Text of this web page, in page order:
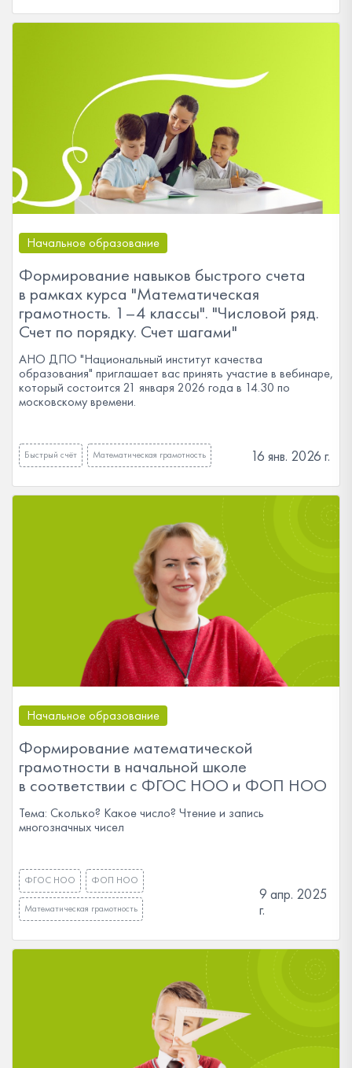
Начальное образование
Формирование навыков быстрого счета
в рамках курса "Математическая
грамотность. 1–4 классы". "Числовой ряд.
Счет по порядку. Счет шагами"
АНО ДПО "Национальный институт качества
образования" приглашает вас принять участие в вебинаре,
который состоится 21 января 2026 года в 14.30 по
московскому времени.
Быстрый счёт Математическая грамотность 16 янв. 2026 г.
Начальное образование
Формирование математической
грамотности в начальной школе
в соответствии с ФГОС НОО и ФОП НОО
Тема: Сколько? Какое число? Чтение и запись
многозначных чисел
ФГОС НОО ФОП НОО
Математическая грамотность
9 апр. 2025
г.